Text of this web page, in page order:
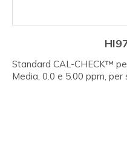
Standard CAL-CHECK™
Media, 0.0 e 5.00 ppm, per